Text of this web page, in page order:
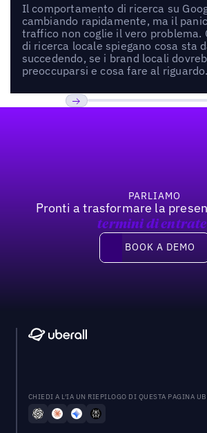
Il comportamento di ricerca su
cambiando rapidamente, ma il
traffico non coglie il vero problema.
di ricerca locale spiegano cosa sta
succedendo, se i brand locali
preoccuparsi e cosa fare al riguardo.
PARLIAMO
Pronti a trasformare la
termini di
Book a demo
BOOK A DEMO
CHIEDI A L'IA UN RIEPILOGO DI QUESTA PAGINA